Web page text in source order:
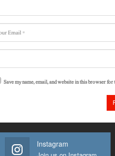
Save my name, email, and website in this browser
Instagram